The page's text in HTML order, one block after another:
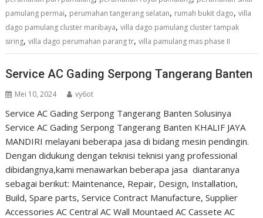
pamulang permai, perumahan tangerang selatan, rumah bukit dago,villa
dago pamulang cluster maribaya,villa dago pamulang cluster tampak
siring,villa dago perumahan parang tr,villa pamulang mas phase II
Service AC Gading Serpong Tangerang Banten
Mei 10, 2024 vy6ot
Service AC Gading Serpong Tangerang Banten Solusinya
Service AC Gading Serpong Tangerang Banten KHALIF JAYA
MANDIRI melayani beberapa jasa di bidang mesin pendingin.
Dengan didukung dengan teknisi teknisi yang professional
dibidangnya,kami menawarkan beberapa jasa diantaranya
sebagai berikut: Maintenance, Repair, Design, Installation,
Build, Spare parts, Service Contract Manufacture, Supplier
Accessories AC Central AC Wall Mountaed AC Cassete AC